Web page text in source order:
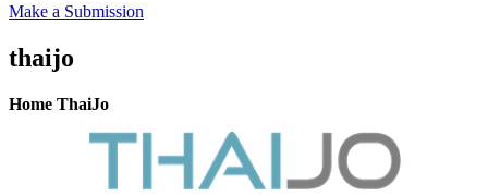
Make a Submission
thaijo
Home ThaiJo